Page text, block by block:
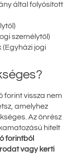
által folyósított
személytől)
jogi
forint vissza nem
amelyhez
Az önrész
hitelt
forintból
vagy kerti